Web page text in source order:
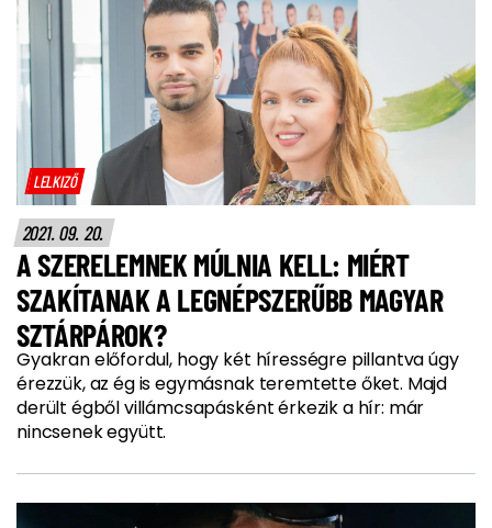
LELKIZŐ
2021. 09. 20.
A SZERELEMNEK MÚLNIA KELL: MIÉRT
SZAKÍTANAK A LEGNÉPSZERŰBB MAGYAR
SZTÁRPÁROK?
Gyakran előfordul, hogy két hírességre pillantva úgy
érezzük, az ég is egymásnak teremtette őket. Majd
derült égből villámcsapásként érkezik a hír: már
nincsenek együtt.